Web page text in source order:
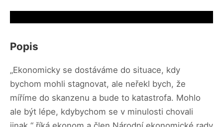
Popis
„Ekonomicky se dostáváme do situace, kdy
bychom mohli stagnovat, ale neřekl bych, že
míříme do skanzenu a bude to katastrofa. Mohlo
ale být lépe, kdybychom se v minulosti chovali